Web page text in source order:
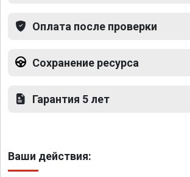
Оплата после проверки
Сохранение ресурса
Гарантия 5 лет
Ваши действия: